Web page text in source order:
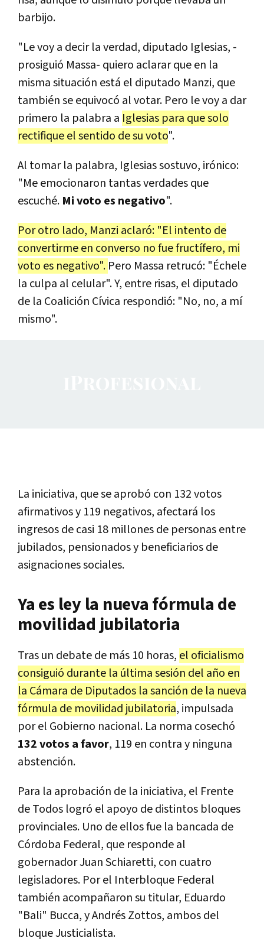
barbijo.
"Le voy a decir la verdad, diputado Iglesias, -
prosiguió Massa- quiero aclarar que en la
misma situación está el diputado Manzi, que
también se equivocó al votar. Pero le voy a dar
primero la palabra a Iglesias para que solo
rectifique el sentido de su voto".
Al tomar la palabra, Iglesias sostuvo, irónico:
"Me emocionaron tantas verdades que
escuché. Mi voto es negativo".
Por otro lado, Manzi aclaró: "El intento de
convertirme en converso no fue fructífero, mi
voto es negativo". Pero Massa retrucó: "Échele
la culpa al celular". Y, entre risas, el diputado
de la Coalición Cívica respondió: "No, no, a mí
mismo".
La iniciativa, que se aprobó con 132 votos
afirmativos y 119 negativos, afectará los
ingresos de casi 18 millones de personas entre
jubilados, pensionados y beneficiarios de
asignaciones sociales.
Ya es ley la nueva fórmula de
movilidad jubilatoria
Tras un debate de más 10 horas, el oficialismo
consiguió durante la última sesión del año en
la Cámara de Diputados la sanción de la nueva
fórmula de movilidad jubilatoria, impulsada
por el Gobierno nacional. La norma cosechó
132 votos a favor, 119 en contra y ninguna
abstención.
Para la aprobación de la iniciativa, el Frente
de Todos logró el apoyo de distintos bloques
provinciales. Uno de ellos fue la bancada de
Córdoba Federal, que responde al
gobernador Juan Schiaretti, con cuatro
legisladores. Por el Interbloque Federal
también acompañaron su titular, Eduardo
"Bali" Bucca, y Andrés Zottos, ambos del
bloque Justicialista.